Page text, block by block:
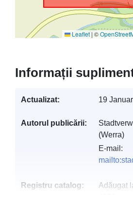
Leaflet | ©
Informații
Actualizat: 19
Autorul publicării:
(Werra)
E-mail:
Registru catalog: Adăugat